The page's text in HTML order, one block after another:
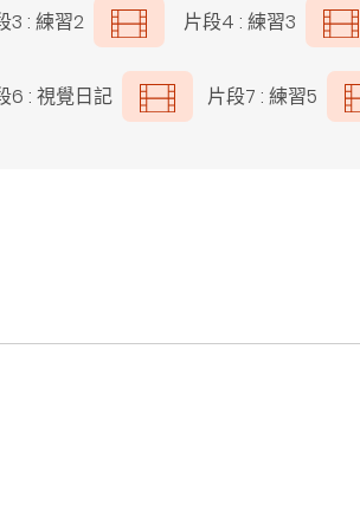
3 : 練習2 片段4 : 練習3
6 : 視覺日記 片段7 : 練習5